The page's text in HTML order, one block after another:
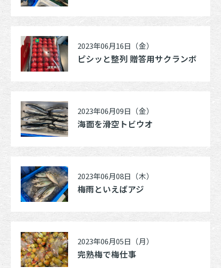
2023年06月16日（金）
ピシッと整列 贈答用サクランボ
2023年06月09日（金）
海面を滑空トビウオ
2023年06月08日（木）
梅雨といえばアジ
2023年06月05日（月）
完熟梅で梅仕事